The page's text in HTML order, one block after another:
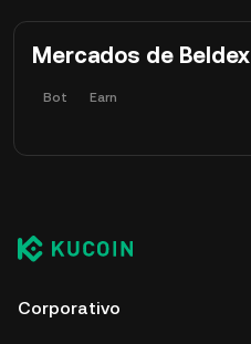
Mercados de Beldex
Bot Earn
Corporativo